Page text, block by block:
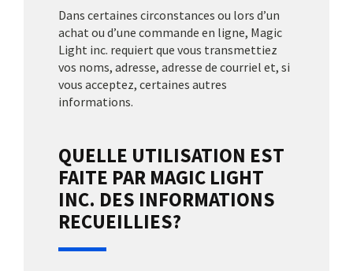
Dans certaines circonstances ou lors d’un
achat ou d’une commande en ligne, Magic
Light inc. requiert que vous transmettiez
vos noms, adresse, adresse de courriel et, si
vous acceptez, certaines autres
informations.
QUELLE UTILISATION EST
FAITE PAR MAGIC LIGHT
INC. DES INFORMATIONS
RECUEILLIES?